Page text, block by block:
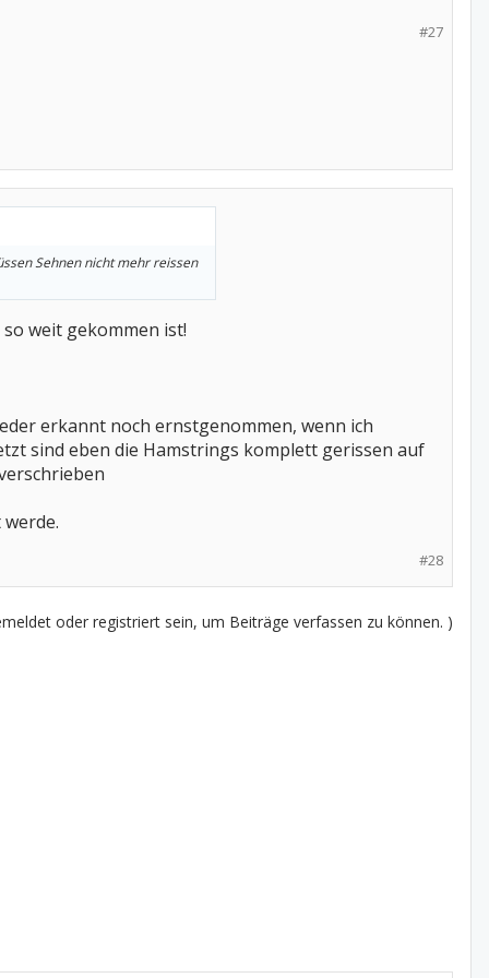
#27
Sehnen nicht mehr reissen
weit gekommen ist!
erkannt noch ernstgenommen, wenn ich
sind eben die Hamstrings komplett gerissen auf
#28
oder registriert sein, um Beiträge verfassen zu können. )